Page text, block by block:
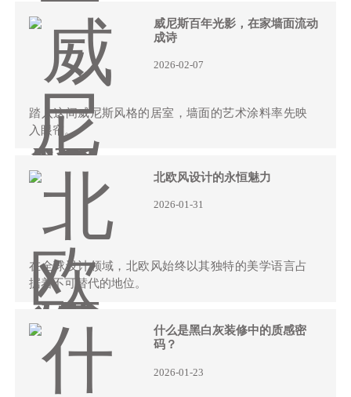
威尼斯百年光影，在家墙面流动
成诗
2026-02-07
踏入这间威尼斯风格的居室，墙面的艺术涂料率先映
入眼帘。
北欧风设计的永恒魅力
2026-01-31
在全球设计领域，北欧风始终以其独特的美学语言占
据着不可替代的地位。
什么是黑白灰装修中的质感密
码？
2026-01-23